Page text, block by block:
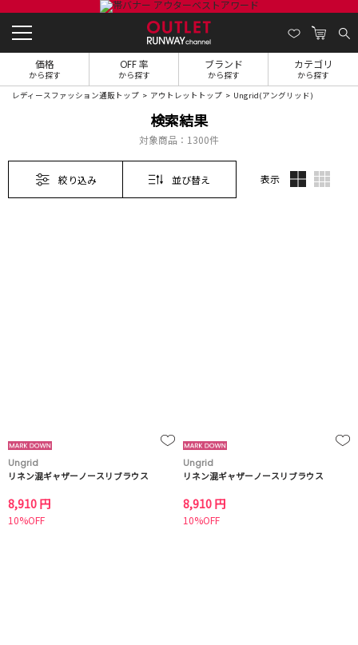
価格
から探す
OFF 率
から探す
ブランド
から探す
カテゴリ
から探す
レディースファッション通販トップ アウトレットトップ Ungrid(アングリッド)
検索結果
対象商品： 1300件
絞り込み 並び替え 表示
Ungrid
リネン混ギャザーノースリブラウス
8,910 円
10%OFF
Ungrid
リネン混ギャザーノースリブラウス
8,910 円
10%OFF